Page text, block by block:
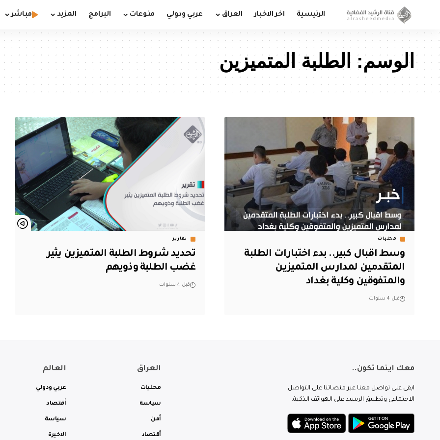
الرئيسية اخر الاخبار العراق عربي ودولي منوعات البرامج المزيد مباشر
الوسم: الطلبة المتميزين
محليات
وسط اقبال كبير.. بدء اختبارات الطلبة
المتقدمين لمدارس المتميزين
والمتفوقين وكلية بغداد
قبل 4 سنوات
تقارير
تحديد شروط الطلبة المتميزين يثير
غضب الطلبة وذويهم
قبل 4 سنوات
معك اينما تكون..
ابقى على تواصل معنا عبر منصاتنا على التواصل
الاجتماعي وتطبيق الرشيد على الهواتف الذكية.
العراق
محليات
سياسة
أمن
أقتصاد
العالم
عربي ودولي
أقتصاد
سياسة
الاخيرة